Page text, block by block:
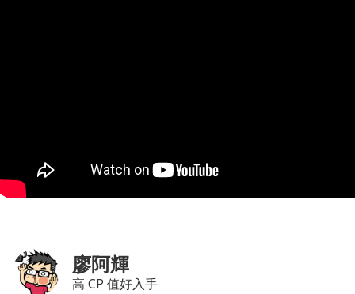
廖阿輝
高 CP 值好入手